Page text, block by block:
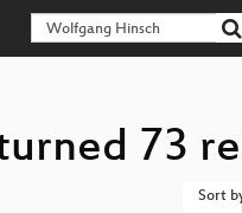
73
Sort